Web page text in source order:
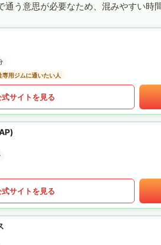
通う意思が必要なため、混みやすい時
専用ジムに通いたい人
式サイトを見る
式サイトを見る